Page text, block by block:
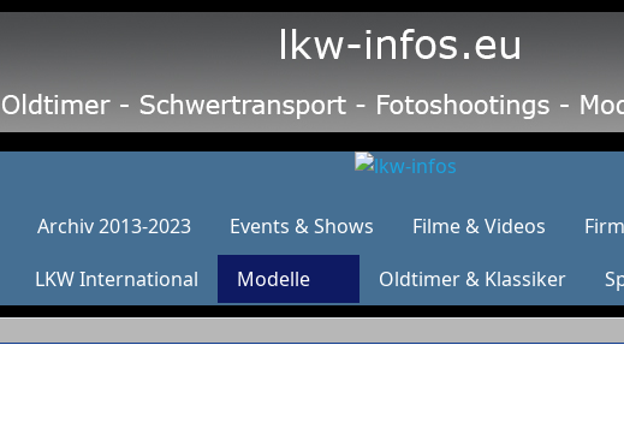
Archiv 2013-2023 Events & Shows Filme & Videos
LKW International Modelle Oldtimer & Klassiker